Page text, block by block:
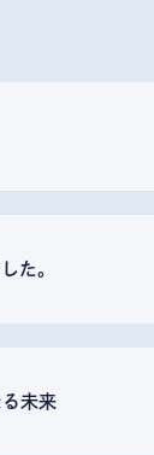
た。
未来